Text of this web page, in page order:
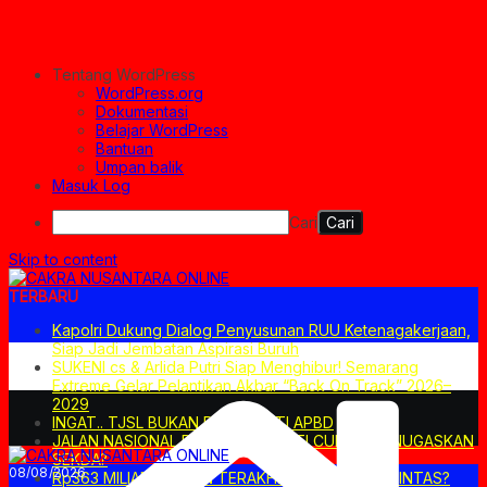
Tentang WordPress
WordPress.org
Dokumentasi
Belajar WordPress
Bantuan
Umpan balik
Masuk Log
Cari
Skip to content
TERBARU
Kapolri Dukung Dialog Penyusunan RUU Ketenagakerjaan,
Siap Jadi Jembatan Aspirasi Buruh
SUKENI cs & Arlida Putri Siap Menghibur! Semarang
Extreme Gelar Pelantikan Akbar “Back On Track” 2026–
2029
INGAT.. TJSL BUKAN PENGGANTI APBD
JALAN NASIONAL DITUTUP. BUPATI CUKUP MENUGASKAN
SEKDA?
Rp363 MILIAR: PILIHAN TERAKHIR ATAU JALAN PINTAS?
08/08/2026